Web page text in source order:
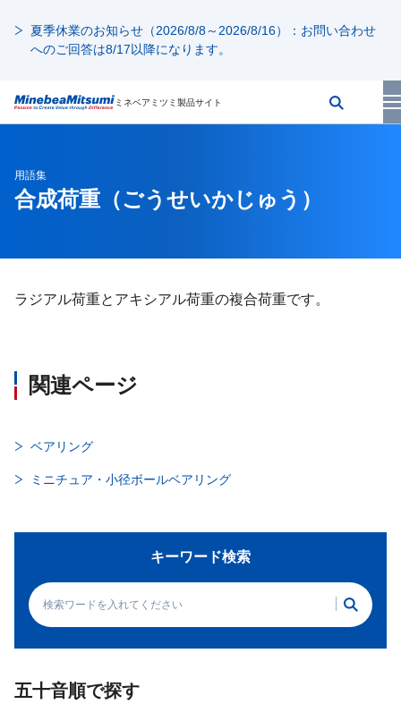
夏季休業のお知らせ（2026/8/8～2026/8/16）：お問い合わせ
へのご回答は8/17以降になります。
ミネベアミツミ製品サイト
用語集
合成荷重 （ごうせいかじゅう）
ラジアル荷重とアキシアル荷重の複合荷重です。
関連ページ
ベアリング
ミニチュア・小径ボールベアリング
キーワード検索
五十音順で探す